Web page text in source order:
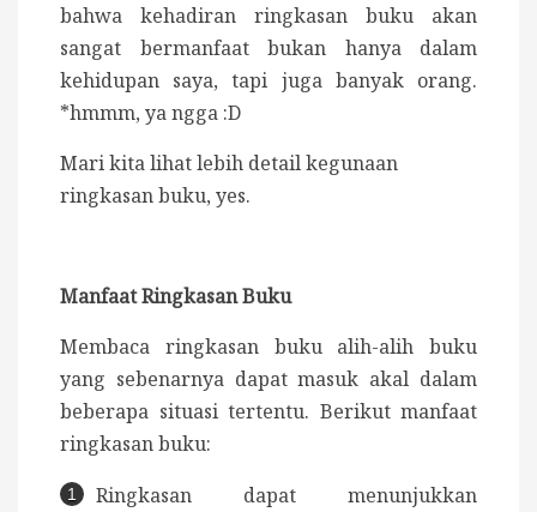
bahwa kehadiran ringkasan buku akan
sangat bermanfaat bukan hanya dalam
kehidupan saya, tapi juga banyak orang.
*hmmm, ya ngga :D
Mari kita lihat lebih detail kegunaan
ringkasan buku, yes.
Manfaat Ringkasan Buku
Membaca ringkasan buku alih-alih buku
yang sebenarnya dapat masuk akal dalam
beberapa situasi tertentu. Berikut manfaat
ringkasan buku:
Ringkasan dapat menunjukkan